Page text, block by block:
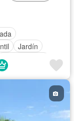
Jardín
Permite niños